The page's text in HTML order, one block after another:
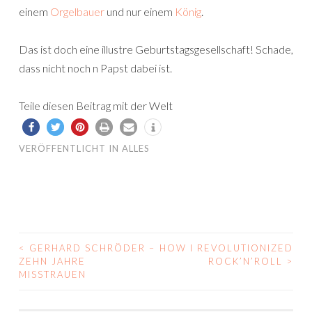
einem Orgelbauer und nur einem König.
Das ist doch eine illustre Geburtstagsgesellschaft! Schade,
dass nicht noch n Papst dabei ist.
Teile diesen Beitrag mit der Welt
VERÖFFENTLICHT IN ALLES
BEITRAGS-
NAVIGATION
<
GERHARD SCHRÖDER –
ZEHN JAHRE
MISSTRAUEN
HOW I REVOLUTIONIZED
ROCK’N’ROLL
>